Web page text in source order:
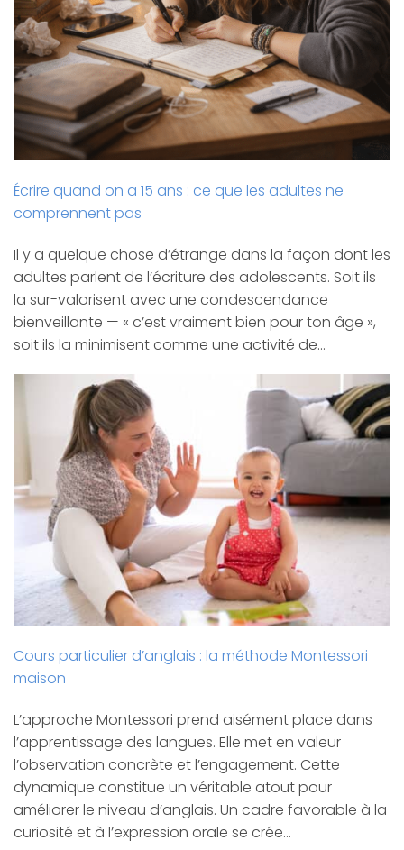
Écrire quand on a 15 ans : ce que les adultes ne
comprennent pas
Il y a quelque chose d’étrange dans la façon dont les
adultes parlent de l’écriture des adolescents. Soit ils
la sur-valorisent avec une condescendance
bienveillante — « c’est vraiment bien pour ton âge »,
soit ils la minimisent comme une activité de…
Cours particulier d’anglais : la méthode Montessori
maison
L’approche Montessori prend aisément place dans
l’apprentissage des langues. Elle met en valeur
l’observation concrète et l’engagement. Cette
dynamique constitue un véritable atout pour
améliorer le niveau d’anglais. Un cadre favorable à la
curiosité et à l’expression orale se crée…